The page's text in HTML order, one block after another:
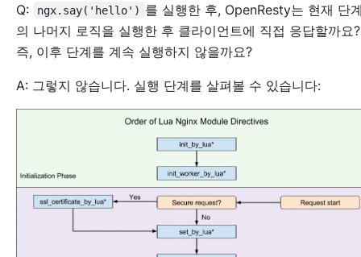
Q: ngx.say('hello') 를 실행한 후, OpenResty는 현재 단
의 나머지 로직을 실행한 후 클라이언트에 직접 응답할까요?
즉, 이후 단계를 계속 실행하지 않을까요?
A: 그렇지 않습니다. 실행 단계를 살펴볼 수 있습니다: